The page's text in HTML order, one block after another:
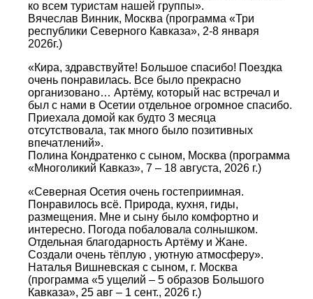
ко всем туристам нашей группы».
Вячеслав Винник, Москва (программа «Три
республики Северного Кавказа», 2-8 января
2026г.)
«Кира, здравствуйте! Большое спасибо! Поездка
очень понравилась. Все было прекрасно
организовано… Артёму, который нас встречал и
был с нами в Осетии отдельное огромное спасибо.
Приехала домой как будто 3 месяца
отсутствовала, так много было позитивных
впечатлений».
Полина Кондратенко с сыном, Москва (программа
«Многоликий Кавказ», 7 – 18 августа, 2026 г.)
«Северная Осетия очень гостеприимная.
Понравилось всё. Природа, кухня, гиды,
размещения. Мне и сыну было комфортно и
интересно. Погода побаловала солнышком.
Отдельная благодарность Артёму и Жане.
Создали очень тёплую , уютную атмосферу».
Наталья Вишневская с сыном, г. Москва
(программа «5 ущелий – 5 образов Большого
Кавказа», 25 авг – 1 сент., 2026 г.)